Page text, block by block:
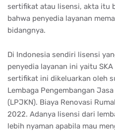
sertifikat atau lisensi, akta itu
bahwa penyedia layanan
bidangnya.
Di Indonesia sendiri lisensi
penyedia layanan ini yaitu
sertifikat ini dikeluarkan oleh
Lembaga Pengembangan
(LPJKN). Biaya Renovasi
2022. Adanya lisensi dari
lebih nyaman apabila mau